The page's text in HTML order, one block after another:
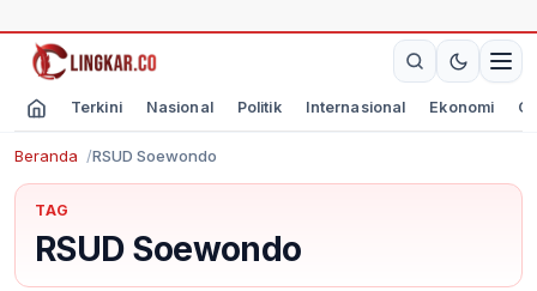
Terkini Nasional Politik Internasional Ekonomi
Beranda RSUD Soewondo
TAG
RSUD Soewondo